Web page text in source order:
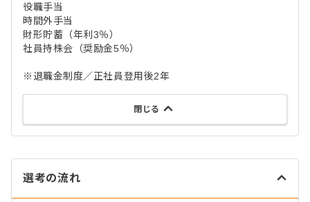
役職手当
時間外手当
財形貯蓄（年利3％）
社員持株会（奨励金5％）
※退職金制度／正社員登用後2年
閉じる
選考の流れ